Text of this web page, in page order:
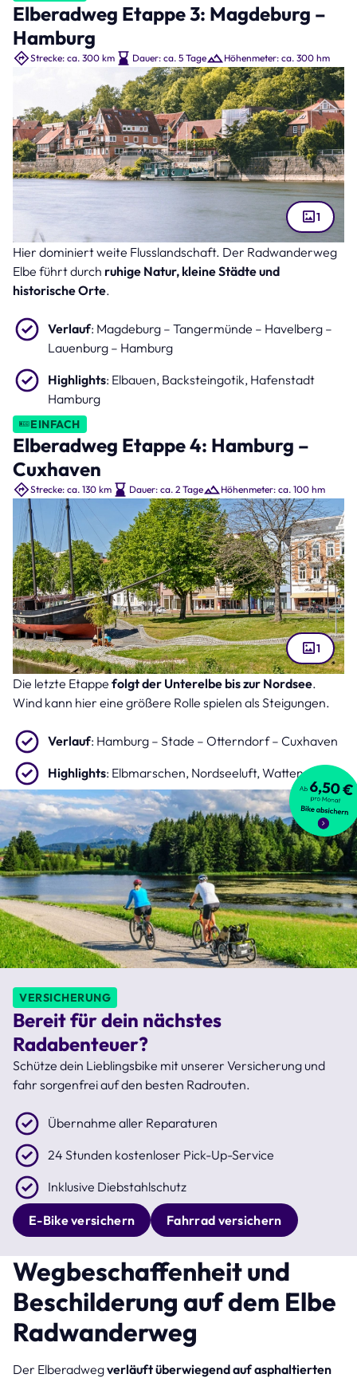
Elberadweg Etappe 3: Magdeburg –
Hamburg
Strecke: ca. 300 km Dauer: ca. 5 Tage Höhenmeter: ca. 300 hm
Lauenburg an der Elbe (Bild: FI-LO – stock.adobe.com )
1
Hier dominiert weite Flusslandschaft. Der Radwanderweg
Elbe führt durch ruhige Natur, kleine Städte und
historische Orte.
Verlauf: Magdeburg – Tangermünde – Havelberg –
Lauenburg – Hamburg
Highlights: Elbauen, Backsteingotik, Hafenstadt
Hamburg
EINFACH
Elberadweg Etappe 4: Hamburg –
Cuxhaven
Strecke: ca. 130 km Dauer: ca. 2 Tage Höhenmeter: ca. 100 hm
Cuxhaven an der Elbe (Bild: nordenfan – stock.adobe.com )
1
Die letzte Etappe folgt der Unterelbe bis zur Nordsee.
Wind kann hier eine größere Rolle spielen als Steigungen.
Verlauf: Hamburg – Stade – Otterndorf – Cuxhaven
Highlights: Elbmarschen, Nordseeluft, Wattenmeer
VERSICHERUNG
Bereit für dein nächstes
Radabenteuer?
Schütze dein Lieblingsbike mit unserer Versicherung und
fahr sorgenfrei auf den besten Radrouten.
Übernahme aller Reparaturen
24 Stunden kostenloser Pick-Up-Service
Inklusive Diebstahlschutz
E-Bike versichern Fahrrad versichern
Wegbeschaffenheit und
Beschilderung auf dem Elbe
Radwanderweg
Der Elberadwegverläuft überwiegend auf asphaltierten